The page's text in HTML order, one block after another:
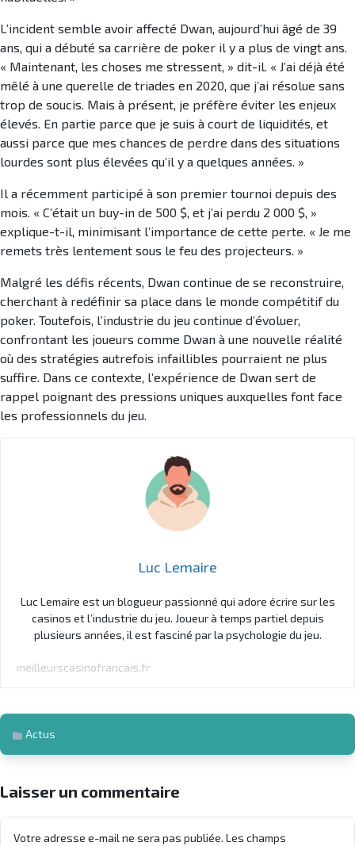
L’incident semble avoir affecté Dwan, aujourd’hui âgé de 39
ans, qui a débuté sa carrière de poker il y a plus de vingt ans.
« Maintenant, les choses me stressent, » dit-il. « J’ai déjà été
mêlé à une querelle de triades en 2020, que j’ai résolue sans
trop de soucis. Mais à présent, je préfère éviter les enjeux
élevés. En partie parce que je suis à court de liquidités, et
aussi parce que mes chances de perdre dans des situations
lourdes sont plus élevées qu’il y a quelques années. »
Il a récemment participé à son premier tournoi depuis des
mois. « C’était un buy-in de 500 $, et j’ai perdu 2 000 $, »
explique-t-il, minimisant l’importance de cette perte. « Je me
remets très lentement sous le feu des projecteurs. »
Malgré les défis récents, Dwan continue de se reconstruire,
cherchant à redéfinir sa place dans le monde compétitif du
poker. Toutefois, l’industrie du jeu continue d’évoluer,
confrontant les joueurs comme Dwan à une nouvelle réalité
où des stratégies autrefois infaillibles pourraient ne plus
suffire. Dans ce contexte, l’expérience de Dwan sert de
rappel poignant des pressions uniques auxquelles font face
les professionnels du jeu.
Luc Lemaire
Luc Lemaire est un blogueur passionné qui adore écrire sur les
casinos et l’industrie du jeu. Joueur à temps partiel depuis
plusieurs années, il est fasciné par la psychologie du jeu.
meilleurscasinofrancais.fr
Actus
Laisser un commentaire
Votre adresse e-mail ne sera pas publiée. Les champs